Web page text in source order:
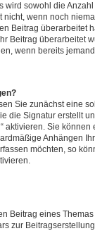
sowohl die
wenn noch
Beitrag überarbeitet
Beitrag überarbeitet
wenn bereits
Sie zunächst eine
die Signatur erstellt
aktivieren. Sie
Anhängen
möchten, so
Beitrag eines
zur